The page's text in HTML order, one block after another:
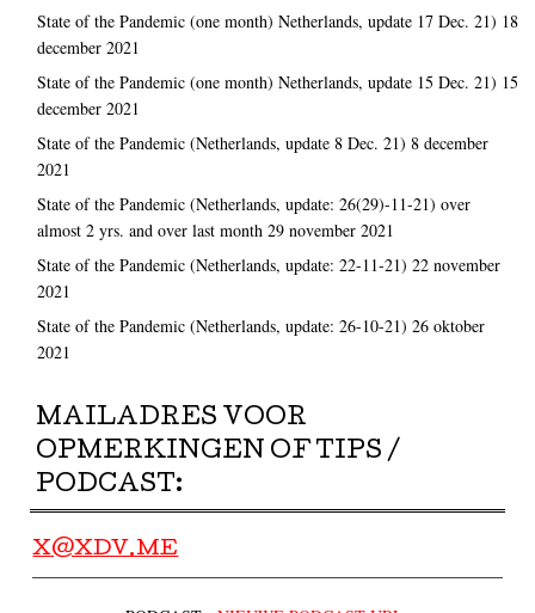
State of the Pandemic (one month) Netherlands, update 17 Dec. 21) 18
december 2021
State of the Pandemic (one month) Netherlands, update 15 Dec. 21) 15
december 2021
State of the Pandemic (Netherlands, update 8 Dec. 21) 8 december
2021
State of the Pandemic (Netherlands, update: 26(29)-11-21) over
almost 2 yrs. and over last month 29 november 2021
State of the Pandemic (Netherlands, update: 22-11-21) 22 november
2021
State of the Pandemic (Netherlands, update: 26-10-21) 26 oktober
2021
MAILADRES VOOR
OPMERKINGEN OF TIPS /
PODCAST:
X@XDV.ME